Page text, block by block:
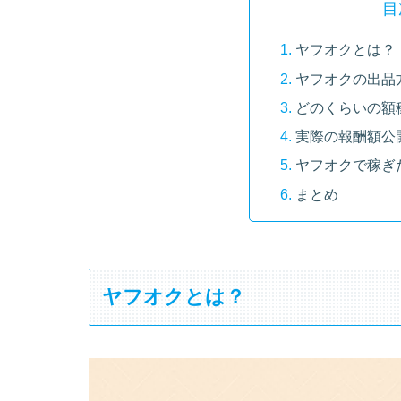
ヤフオクとは？
ヤフオクの出品
どのくらいの額
実際の報酬額公
ヤフオクで稼ぎ
まとめ
ヤフオクとは？